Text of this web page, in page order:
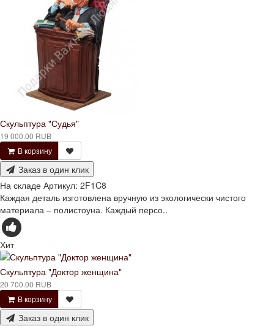
Скульптура "Судья"
19 000.00 RUB
В корзину
Заказ в один клик
На складе Артикул: 2F1C8
Каждая деталь изготовлена вручную из экологически чистого
материала – полистоуна. Каждый персо..
Хит
Скульптура "Доктор женщина"
20 700.00 RUB
В корзину
Заказ в один клик